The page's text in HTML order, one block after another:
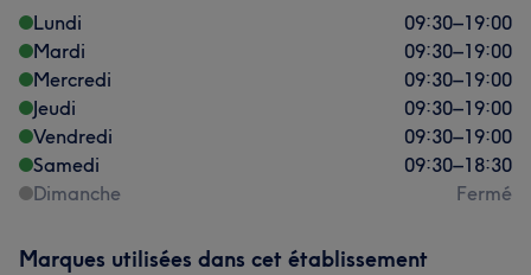
Lundi
09:30–19:00
Mardi
09:30–19:00
Mercredi
09:30–19:00
Jeudi
09:30–19:00
Vendredi
09:30–19:00
Samedi
09:30–18:30
Dimanche
Fermé
Marques utilisées dans cet établissement